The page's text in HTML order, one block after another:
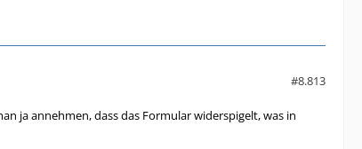
#8.813
ja annehmen, dass das Formular widerspigelt, was in